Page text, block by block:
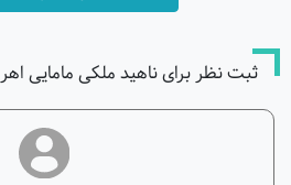
ثبت نظر برای ناهید ملکی مامایی اهر